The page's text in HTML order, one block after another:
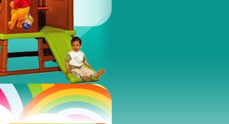
PLACE ZABAW, SALE ZABAW, KLUBY MALUSZKA,